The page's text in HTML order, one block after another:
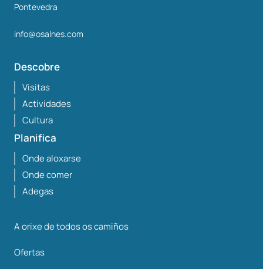
Pontevedra
info@osalnes.com
Descobre
Visitas
Actividades
Cultura
Planifica
Onde aloxarse
Onde comer
Adegas
A orixe de todos os camiños
Ofertas